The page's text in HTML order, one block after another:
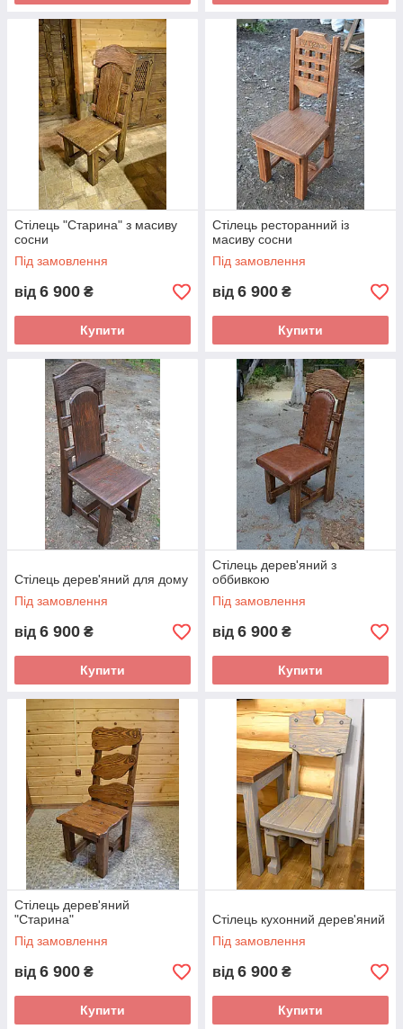
Стілець "Старина" з масиву
сосни
Під замовлення
від 6 900 ₴
Купити
Стілець ресторанний із
масиву сосни
Під замовлення
від 6 900 ₴
Купити
Стілець дерев'яний для дому
Під замовлення
від 6 900 ₴
Купити
Стілець дерев'яний з
оббивкою
Під замовлення
від 6 900 ₴
Купити
Стілець дерев'яний
"Старина"
Під замовлення
від 6 900 ₴
Купити
Стілець кухонний дерев'яний
Під замовлення
від 6 900 ₴
Купити